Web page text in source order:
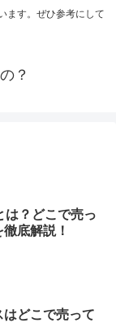
ます。ぜひ参考にして
？
は？どこで売っ
底解説！
どこで売って